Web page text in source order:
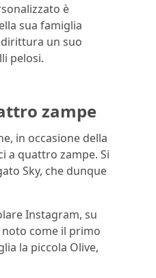
è
sua famiglia
un suo
pelosi.
zampe
in occasione della
a quattro zampe. Si
Sky, che dunque
Instagram, su
come il primo
la piccola Olive,